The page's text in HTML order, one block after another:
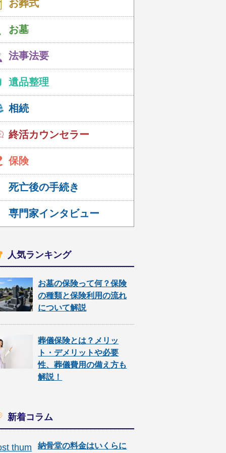
お葬式
お墓
法事法要
遺品整理
相続
終活カウンセラー
保険
死亡後の手続き
専門家インタビュー
人気ランキング
お墓の保険って何？保険
の種類と保険利用の流れ
について解説
葬儀保険とは？メリッ
ト・デメリットや必要
性、葬儀費用の備え方も
解説！
新着コラム
納骨堂の料金はいくらに